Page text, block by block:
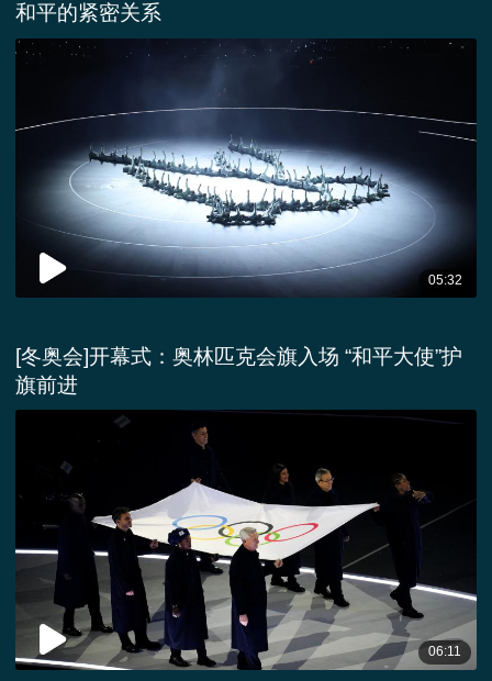
和平的紧密关系
05:32
[冬奥会]开幕式：奥林匹克会旗入场 “和平大使”护
旗前进
06:11